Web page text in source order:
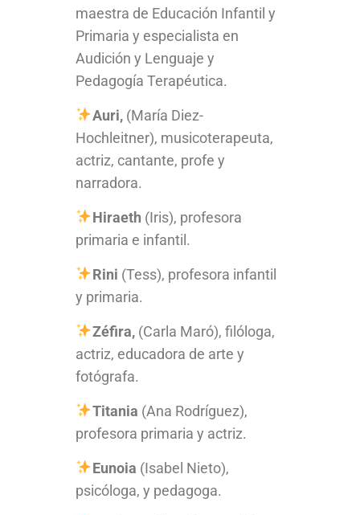
maestra de Educación Infantil y
Primaria y especialista en
Audición y Lenguaje y
Pedagogía Terapéutica.
Auri,(María Diez-
Hochleitner), musicoterapeuta,
actriz, cantante, profe y
narradora.
Hiraeth (Iris), profesora
primaria e infantil.
Rini (Tess), profesora infantil
y primaria.
Zéfira, (Carla Maró), filóloga,
actriz, educadora de arte y
fotógrafa.
Titania (Ana Rodríguez),
profesora primaria y actriz.
Eunoia (Isabel Nieto),
psicóloga, y pedagoga.